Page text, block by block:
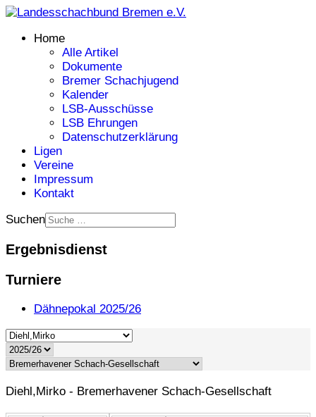
Home
Alle Artikel
Dokumente
Bremer Schachjugend
Kalender
LSB-Ausschüsse
LSB Ehrungen
Datenschutzerklärung
Ligen
Vereine
Impressum
Kontakt
Suchen
Ergebnisdienst
Turniere
Dähnepokal 2025/26
Diehl,Mirko - Bremerhavener Schach-Gesellschaft